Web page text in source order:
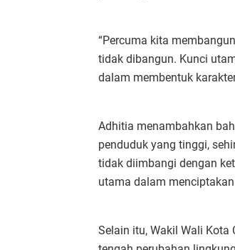
“Percuma kita
tidak dibangun. Kunci
dalam membentuk
Adhitia menambahkan
penduduk yang tinggi,
tidak diimbangi dengan
utama dalam
Selain itu, Wakil Wali